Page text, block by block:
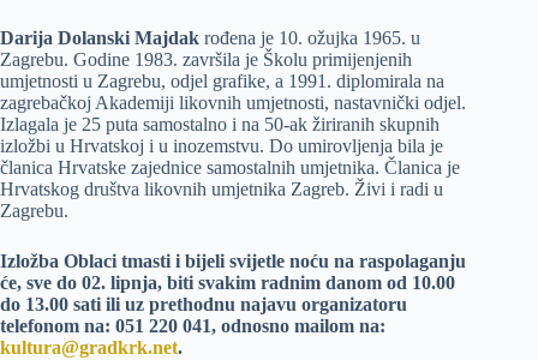
Darija Dolanski Majdak rođena je 10. ožujka 1965. u
Zagrebu. Godine 1983. završila je Školu primijenjenih
umjetnosti u Zagrebu, odjel grafike, a 1991. diplomirala na
zagrebačkoj Akademiji likovnih umjetnosti, nastavnički odjel.
Izlagala je 25 puta samostalno i na 50-ak žiriranih skupnih
izložbi u Hrvatskoj i u inozemstvu. Do umirovljenja bila je
članica Hrvatske zajednice samostalnih umjetnika. Članica je
Hrvatskog društva likovnih umjetnika Zagreb. Živi i radi u
Zagrebu.
Izložba Oblaci tmasti i bijeli svijetle noću na raspolaganju
će, sve do 02. lipnja, biti svakim radnim danom od 10.00
do 13.00 sati ili uz prethodnu najavu organizatoru
telefonom na: 051 220 041, odnosno mailom na:
kultura@gradkrk.net.